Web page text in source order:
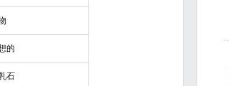
的
石